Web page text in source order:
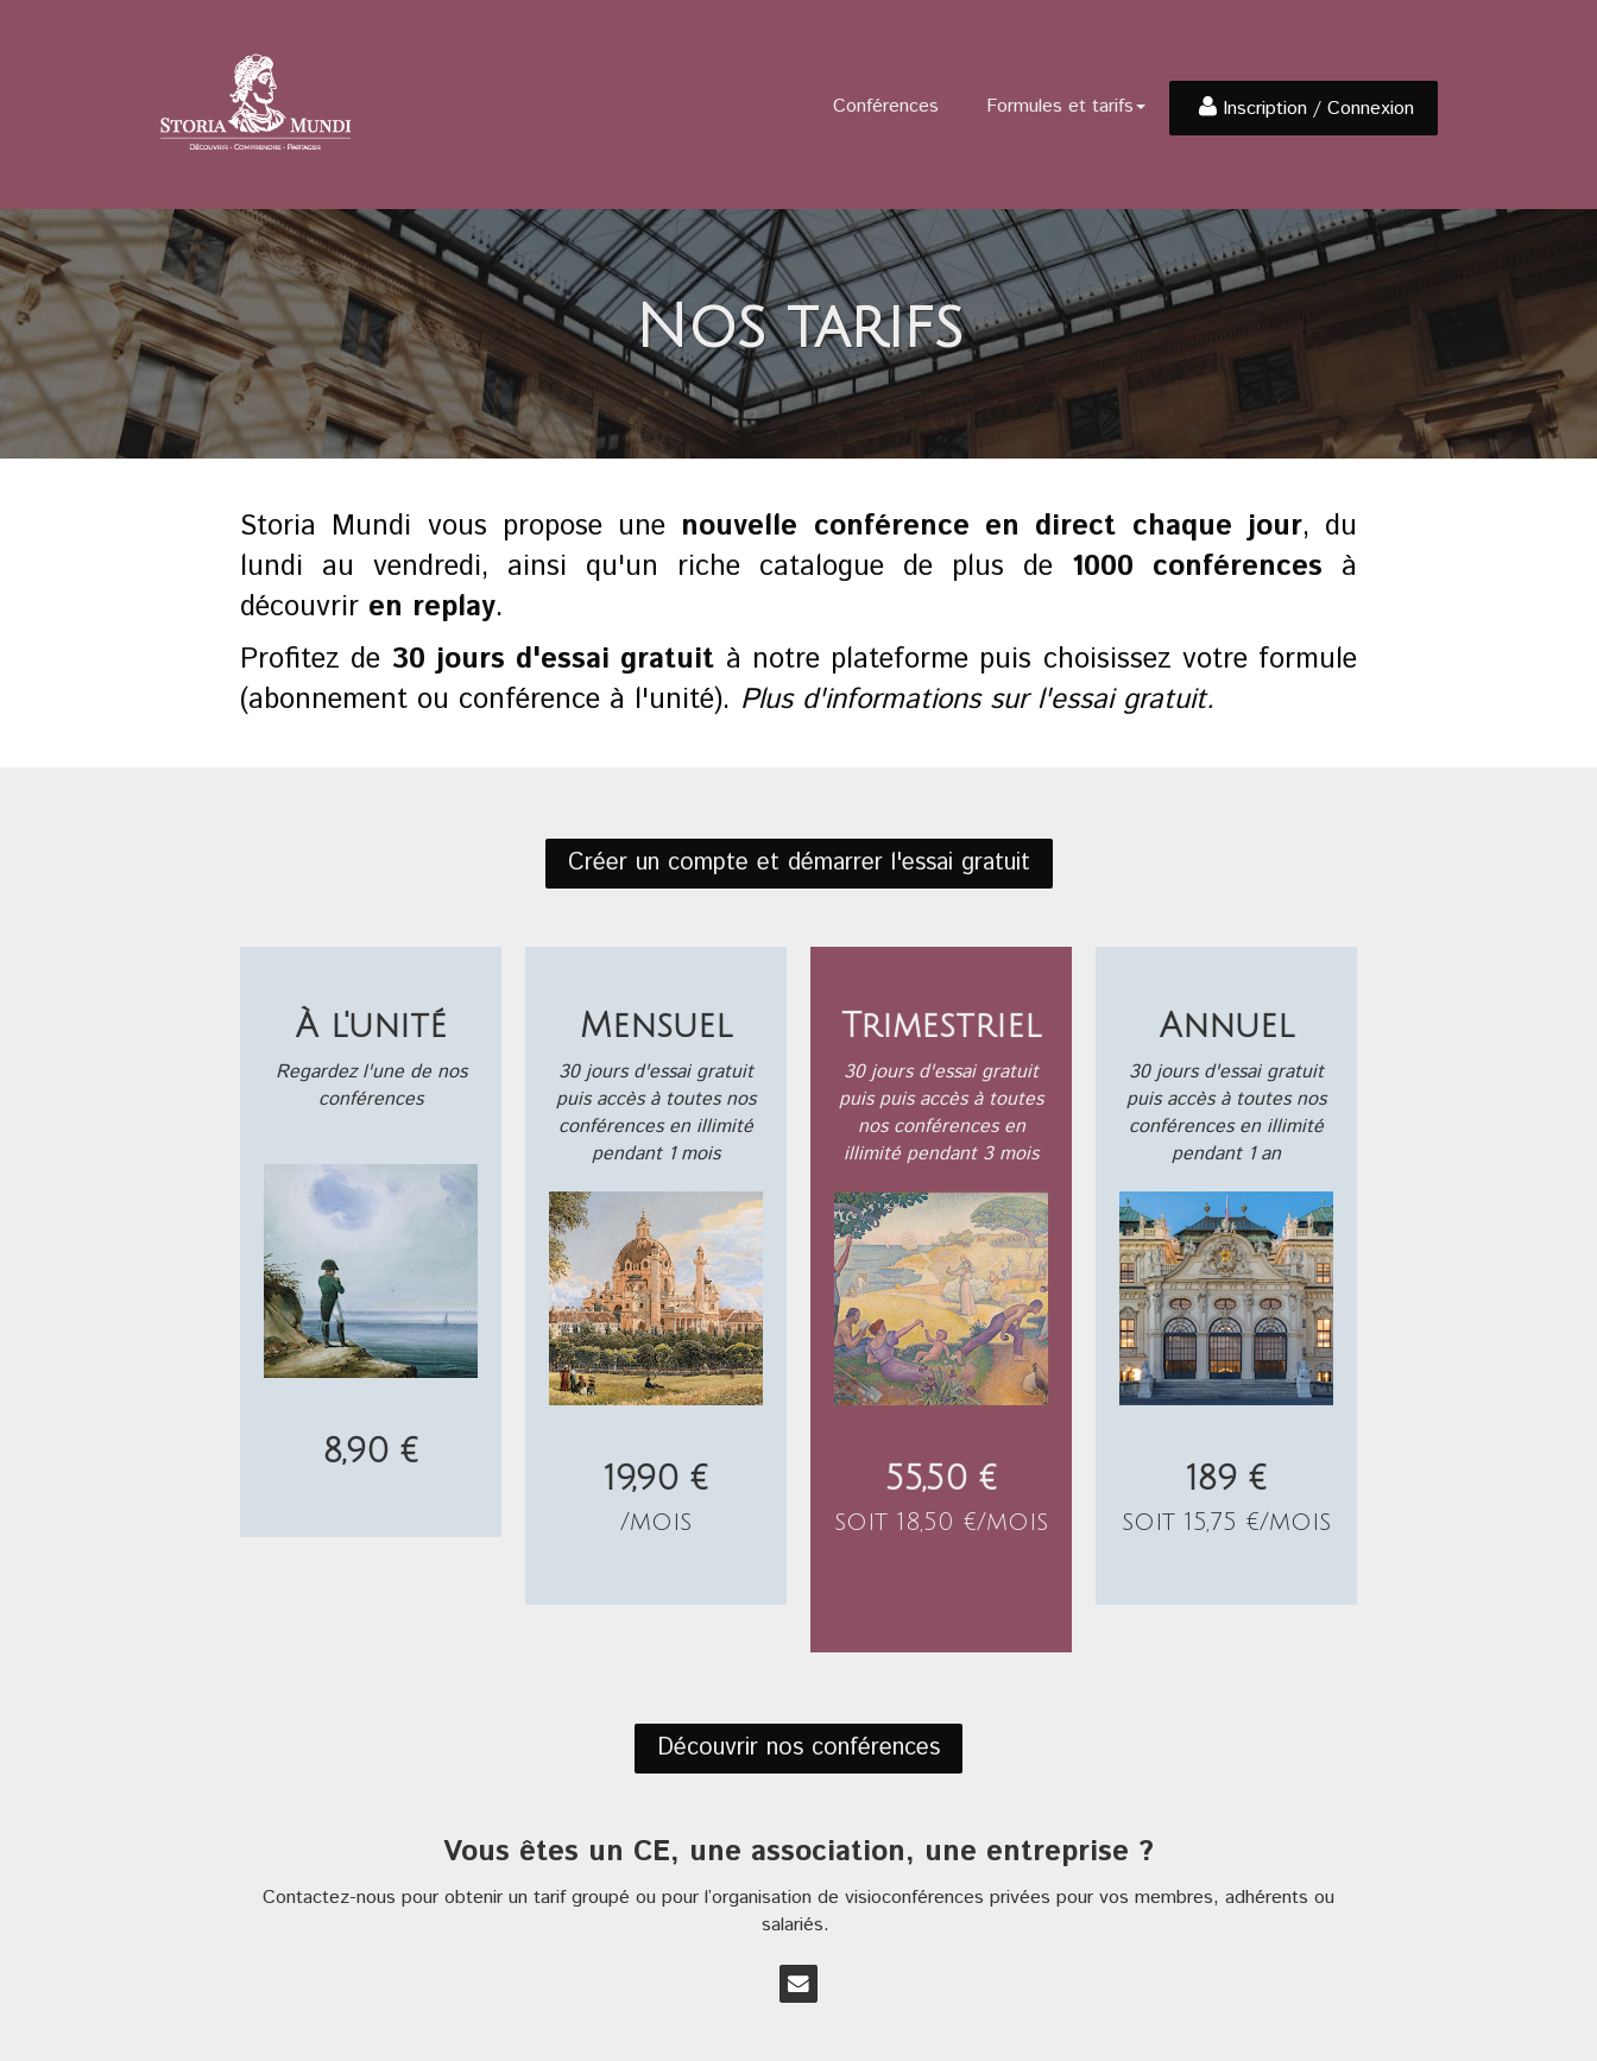
Conférences Formules et tarifs Inscription / Connexion
Nos tarifs
Storia Mundi vous propose une nouvelle conférence en direct chaque jour, du
lundi au vendredi, ainsi qu'un riche catalogue de plus de 1000 conférences à
découvrir en replay.
Profitez de 30 jours d'essai gratuit à notre plateforme puis choisissez votre formule
(abonnement ou conférence à l'unité). Plus d'informations sur l'essai gratuit.
Créer un compte et démarrer l'essai gratuit
À l'unité
Regardez l'une de nos
conférences
8,90 €
Mensuel
30 jours d'essai gratuit
puis accès à toutes nos
conférences en illimité
pendant 1 mois
19,90 €
/mois
Trimestriel
30 jours d'essai gratuit
puis puis accès à toutes
nos conférences en
illimité pendant 3 mois
55,50 €
soit 18,50 €/mois
Annuel
30 jours d'essai gratuit
puis accès à toutes nos
conférences en illimité
pendant 1 an
189 €
soit 15,75 €/mois
Découvrir nos conférences
Vous êtes un CE, une association, une entreprise ?
Contactez-nous pour obtenir un tarif groupé ou pour l’organisation de visioconférences privées pour vos membres, adhérents ou
salariés.